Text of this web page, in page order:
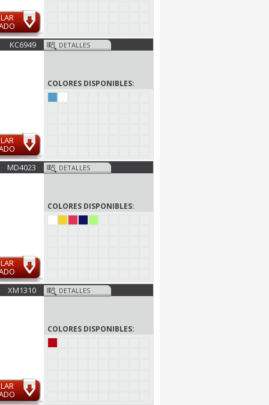
KC6949 DETALLES
COLORES DISPONIBLES:
MD4023 DETALLES
COLORES DISPONIBLES:
XM1310 DETALLES
COLORES DISPONIBLES: